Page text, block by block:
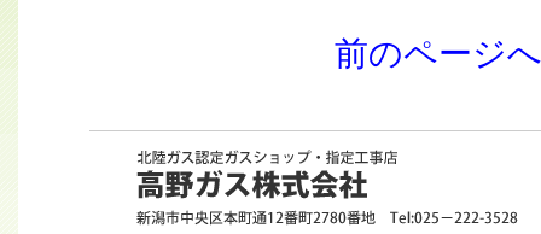
前のページ